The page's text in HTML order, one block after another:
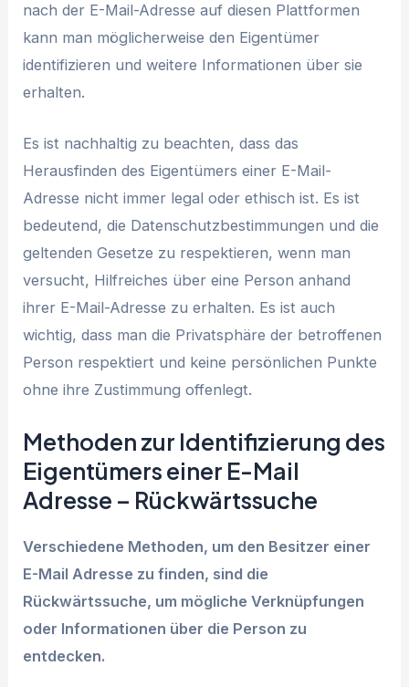
nach der E-Mail-Adresse auf diesen Plattformen
kann man möglicherweise den Eigentümer
identifizieren und weitere Informationen über sie
erhalten.
Es ist nachhaltig zu beachten, dass das
Herausfinden des Eigentümers einer E-Mail-
Adresse nicht immer legal oder ethisch ist. Es ist
bedeutend, die Datenschutzbestimmungen und die
geltenden Gesetze zu respektieren, wenn man
versucht, Hilfreiches über eine Person anhand
ihrer E-Mail-Adresse zu erhalten. Es ist auch
wichtig, dass man die Privatsphäre der betroffenen
Person respektiert und keine persönlichen Punkte
ohne ihre Zustimmung offenlegt.
Methoden zur Identifizierung des
Eigentümers einer E-Mail
Adresse – Rückwärtssuche
Verschiedene Methoden, um den Besitzer einer
E-Mail Adresse zu finden, sind die
Rückwärtssuche, um mögliche Verknüpfungen
oder Informationen über die Person zu
entdecken.